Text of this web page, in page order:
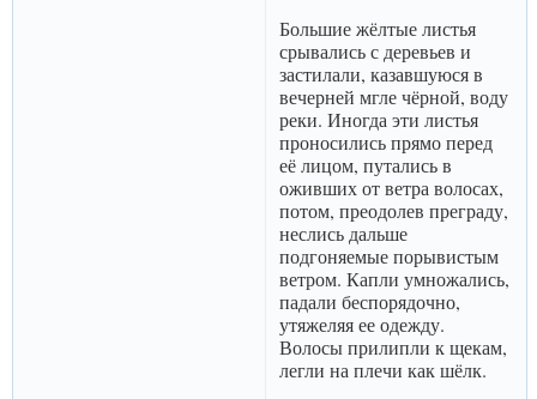
Большие жёлтые листья
срывались с деревьев и
застилали, казавшуюся в
вечерней мгле чёрной, воду
реки. Иногда эти листья
проносились прямо перед
её лицом, путались в
оживших от ветра волосах,
потом, преодолев преграду,
неслись дальше
подгоняемые порывистым
ветром. Капли умножались,
падали беспорядочно,
утяжеляя ее одежду.
Волосы прилипли к щекам,
легли на плечи как шёлк.